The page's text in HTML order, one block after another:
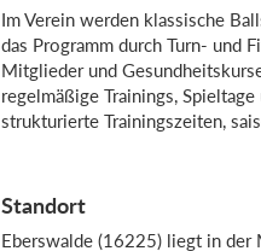
Im Verein werden klassische
das Programm durch Turn- und
Mitglieder und
regelmäßige Trainings,
strukturierte Trainingszeiten,
Standort
Eberswalde (16225) liegt in der